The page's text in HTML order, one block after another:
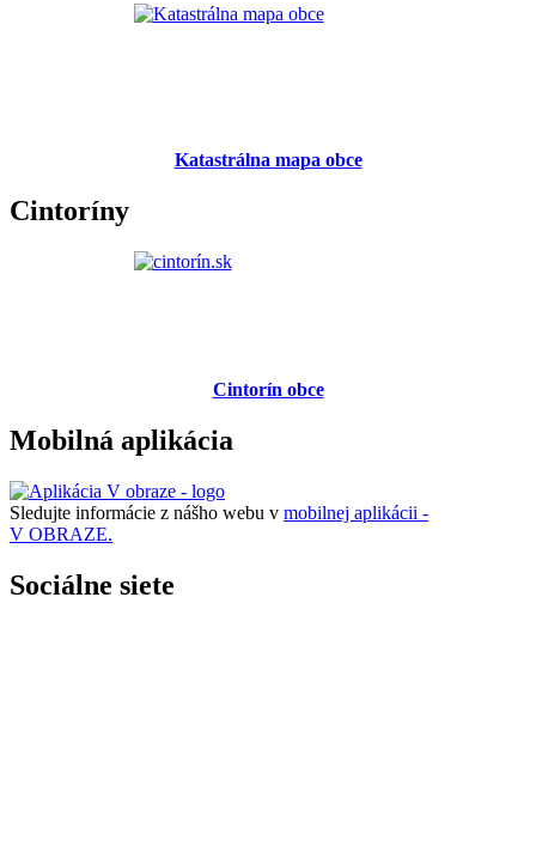
Katastrálna mapa obce
Cintoríny
Cintorín obce
Mobilná aplikácia
Sledujte informácie z nášho webu v mobilnej aplikácii -
V OBRAZE.
Sociálne siete